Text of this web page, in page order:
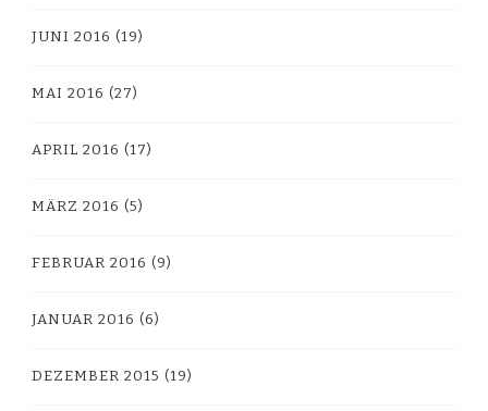
JUNI 2016 (19)
MAI 2016 (27)
APRIL 2016 (17)
MÄRZ 2016 (5)
FEBRUAR 2016 (9)
JANUAR 2016 (6)
DEZEMBER 2015 (19)